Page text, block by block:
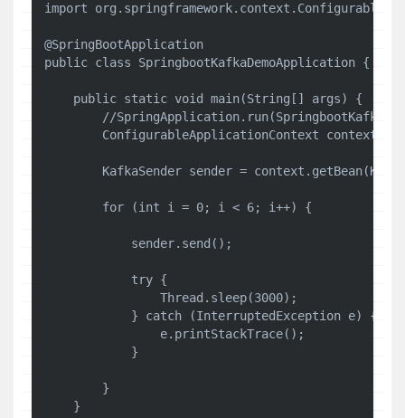
import
@SpringBootApplication
public class SpringbootKafkaDemoApplication {
    public static void main(String[] args) {
//
ConfigurableApplicationContext context =
KafkaSender sender =
        for (int i = 0; i < 6; i++) {
            sender.send();
            try {
                Thread.sleep(3000);
            } catch (InterruptedException e) {
                e.printStackTrace();
            }
        }
    }